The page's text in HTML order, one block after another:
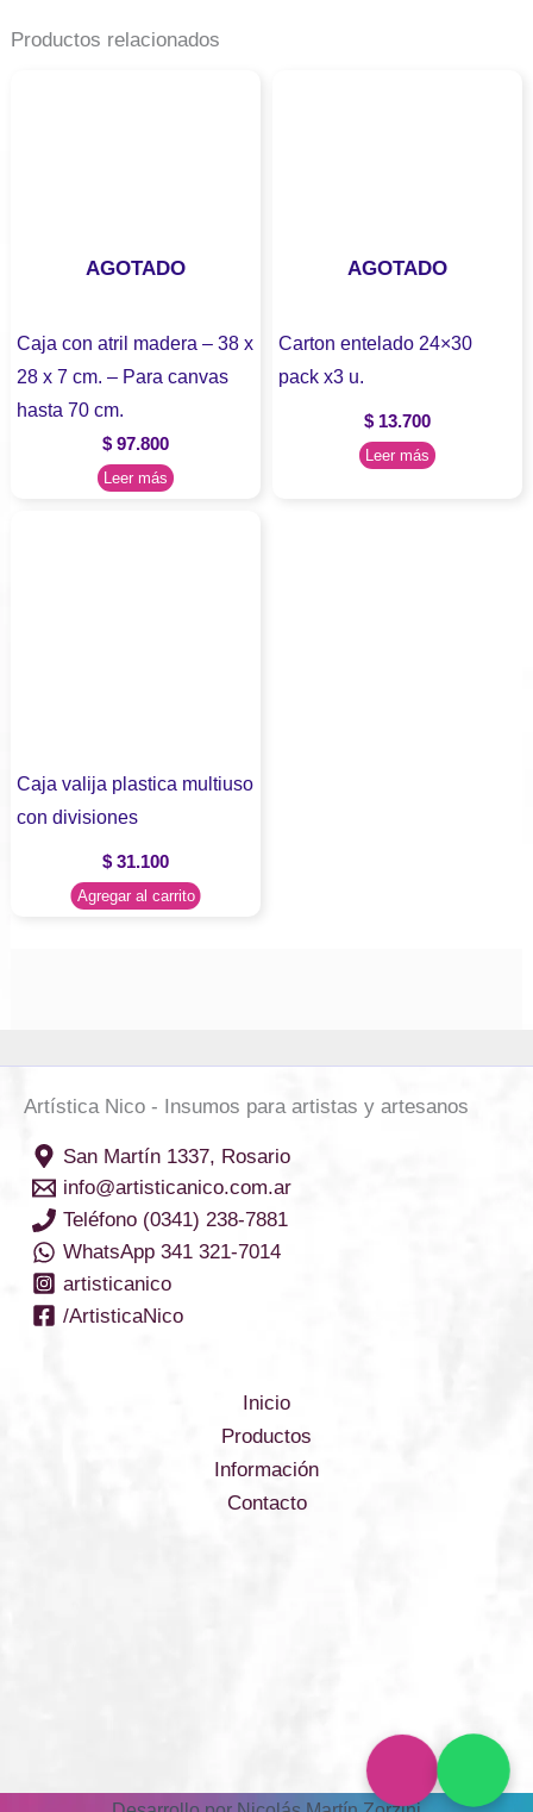
Productos relacionados
AGOTADO
Caja con atril madera – 38 x
28 x 7 cm. – Para canvas
hasta 70 cm.
$ 97.800
Leer más
AGOTADO
Carton entelado 24×30
pack x3 u.
$13.700
Leer más
Caja valija plastica multiuso
con divisiones
$ 31.100
Agregar al carrito
Artística Nico - Insumos para artistas y artesanos
San Martín 1337, Rosario
info@artisticanico.com.ar
Teléfono (0341) 238-7881
WhatsApp 341 321-7014
artisticanico
/ArtisticaNico
Inicio
Productos
Información
Contacto